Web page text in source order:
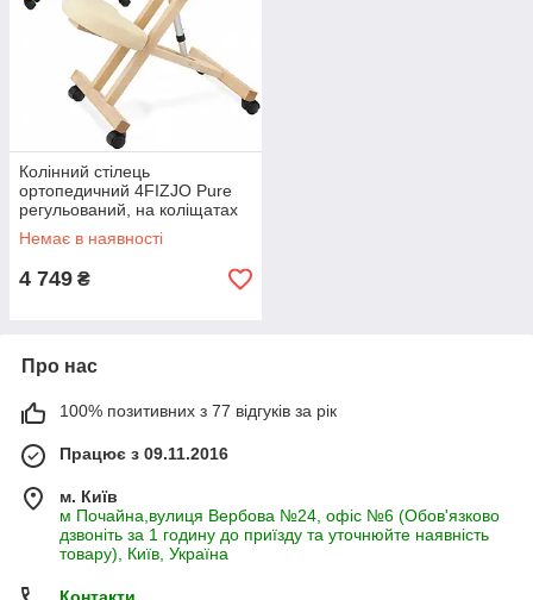
Колінний стілець
ортопедичний 4FIZJO Pure
регульований, на коліщатах
Beige (P-5905973402804)
Немає в наявності
4 749 ₴
Про нас
100% позитивних з 77 відгуків за рік
Працює з 09.11.2016
м. Київ
м Почайна,вулиця Вербова №24, офіс №6 (Обов'язково
дзвоніть за 1 годину до приїзду та уточнюйте наявність
товару), Київ, Україна